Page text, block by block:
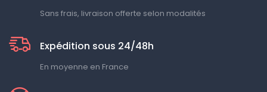
Sans frais, livraison offerte selon modalités
Expédition sous 24/48h
En moyenne en France